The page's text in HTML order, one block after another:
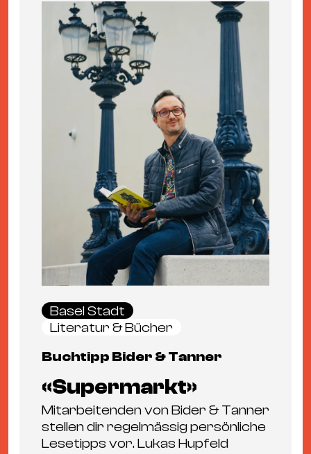
Basel Stadt
Literatur & Bücher
Buchtipp Bider & Tanner
«Supermarkt»
Mitarbeitenden von Bider & Tanner
stellen dir regelmässig persönliche
Lesetipps vor. Lukas Hupfeld